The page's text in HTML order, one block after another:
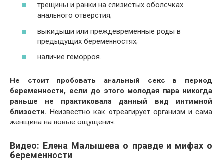
трещины и ранки на слизистых оболочках
анального отверстия;
выкидыши или преждевременные роды в
предыдущих беременностях;
наличие геморроя.
Не стоит пробовать анальный секс в период
беременности, если до этого молодая пара никогда
раньше не практиковала данный вид интимной
близости. Неизвестно как отреагирует организм и сама
женщина на новые ощущения.
Видео: Елена Малышева о правде и мифах о
беременности